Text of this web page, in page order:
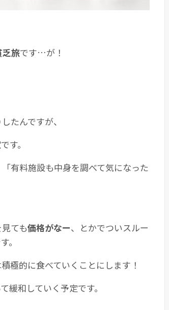
乏旅です…が！
たんですが、
です。
有料施設も中身を調べて気になった
ても価格がなー、とかでついスルー
。
極的に食べていくことにします！
緩和していく予定です。